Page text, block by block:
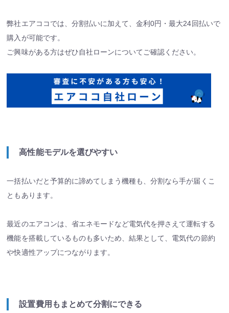
弊社エアココでは、分割払いに加えて、金利0円・最大24回払いで
購入が可能です。
ご興味がある方はぜひ自社ローンについてご確認ください。
高性能モデルを選びやすい
一括払いだと予算的に諦めてしまう機種も、分割なら手が届くこ
ともあります。
最近のエアコンは、省エネモードなど電気代を押さえて運転する
機能を搭載しているものも多いため、結果として、電気代の節約
や快適性アップにつながります。
設置費用もまとめて分割にできる